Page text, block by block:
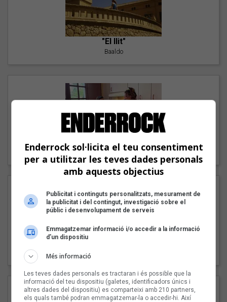
"El llit"
Baaldo
"Lo bueno y lo malo"
Carmen y María
Pep Álvarez amb Joan Muntaner (Xanguito)
Enderrock sol·licita el teu consentiment
per a utilitzar les teves dades personals
amb aquests objectius
Publicitat i continguts personalitzats, mesurament de
la publicitat i del contingut, investigació sobre el
públic i desenvolupament de serveis
Emmagatzemar informació i/o accedir a la informació
d’un dispositiu
Més informació
Les teves dades personals es tractaran i és possible que la
informació del teu dispositiu (galetes, identificadors únics i
altres dades del dispositiu) es comparteixi amb 210 partners,
els quals també podran emmagatzemar-la o accedir-hi. Així